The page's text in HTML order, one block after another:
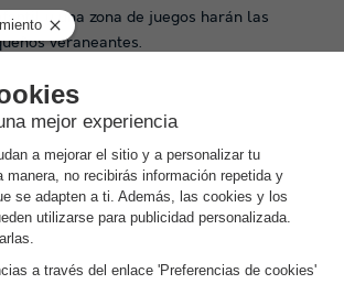
y una zona de juegos harán las
veraneantes.
reserve ahora en Campings.com y
ofertas especiales en Francia y en el resto
del Camping Les
varias semanas como para unos días, el